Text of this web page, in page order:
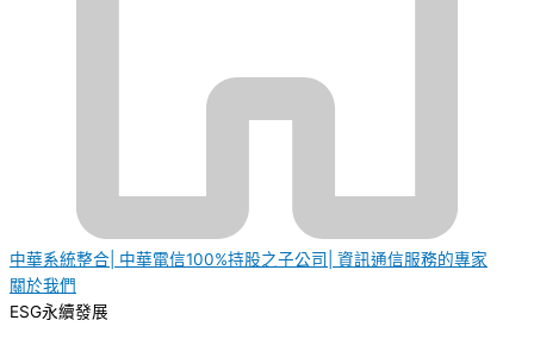
中華系統整合| 中華電信100%持股之子公司| 資訊通信服務的專家
關於我們
ESG永續發展